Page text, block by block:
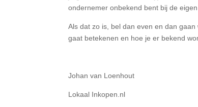
ondernemer onbekend bent bij de
Als dat zo is, bel dan even en dan
gaat betekenen en hoe je er bekend
Johan van Loenhout
Lokaal Inkopen.nl